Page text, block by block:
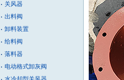
关风器
出料阀
卸料装置
给料阀
落料器
电动格式卸灰阀